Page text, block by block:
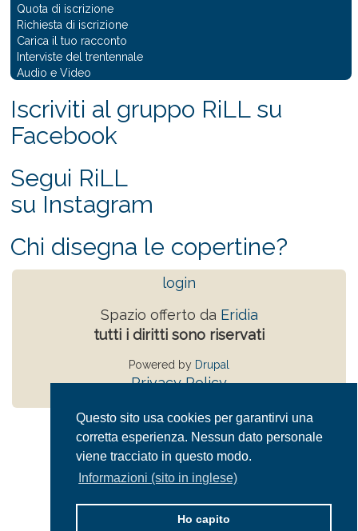
Questo sito usa cookies per garantirvi una
corretta esperienza. Nessun dato personale
viene tracciato in questo modo.
Informazioni (sito in inglese)
Ho capito
Quota di iscrizione
Richiesta di iscrizione
Carica il tuo racconto
Interviste del trentennale
Audio e Video
Iscriviti al gruppo RiLL su
Facebook
Segui RiLL
su Instagram
Chi disegna le copertine?
login
Spazio offerto da Eridia
tutti i diritti sono riservati
Powered by Drupal
Privacy Policy